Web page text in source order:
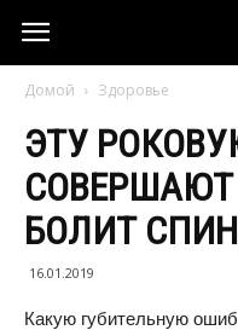
Домой Здоровье
ЭТУ
СОВЕРШАЮТ
БОЛИТ
16.01.2019
Какую губительную